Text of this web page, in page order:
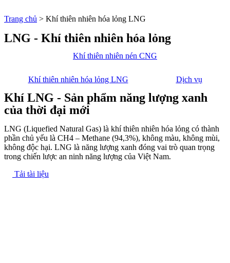
Trang chủ > Khí thiên nhiên hóa lỏng LNG
LNG - Khí thiên nhiên hóa lỏng
Khí thiên nhiên nén CNG
Khí thiên nhiên hóa lỏng LNG Dịch vụ
Khí LNG - Sản phẩm năng lượng xanh
của thời đại mới
LNG (Liquefied Natural Gas) là khí thiên nhiên hóa lỏng có thành
phần chủ yếu là CH4 – Methane (94,3%), không màu, không mùi,
không độc hại. LNG là năng lượng xanh đóng vai trò quan trọng
trong chiến lược an ninh năng lượng của Việt Nam.
Tải tài liệu